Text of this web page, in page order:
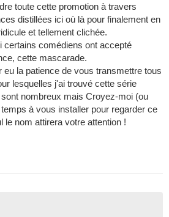
toute cette promotion à travers
distillées ici où là pour finalement en
et tellement clichée.
certains comédiens ont accepté
cette mascarade.
eu la patience de vous transmettre tous
lesquelles j'ai trouvé cette série
nombreux mais Croyez-moi (ou
à vous installer pour regarder ce
le nom attirera votre attention !